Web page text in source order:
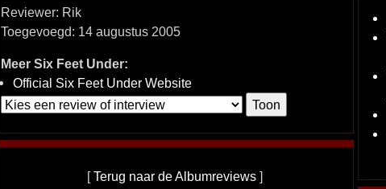
Reviewer: Rik
Toegevoegd: 14 augustus 2005
Meer Six Feet Under:
Official Six Feet Under Website
[Terug naar de Albumreviews ]